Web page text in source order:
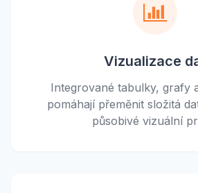
Vizualizace
Integrované tabulky, grafy
pomáhají přeměnit složitá
působivé vizuální